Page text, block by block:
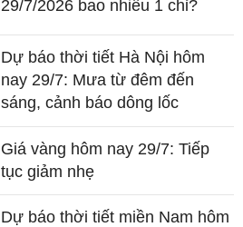
29/7/2026 bao nhiêu 1 chỉ?
Dự báo thời tiết Hà Nội hôm
nay 29/7: Mưa từ đêm đến
sáng, cảnh báo dông lốc
Giá vàng hôm nay 29/7: Tiếp
tục giảm nhẹ
Dự báo thời tiết miền Nam hôm